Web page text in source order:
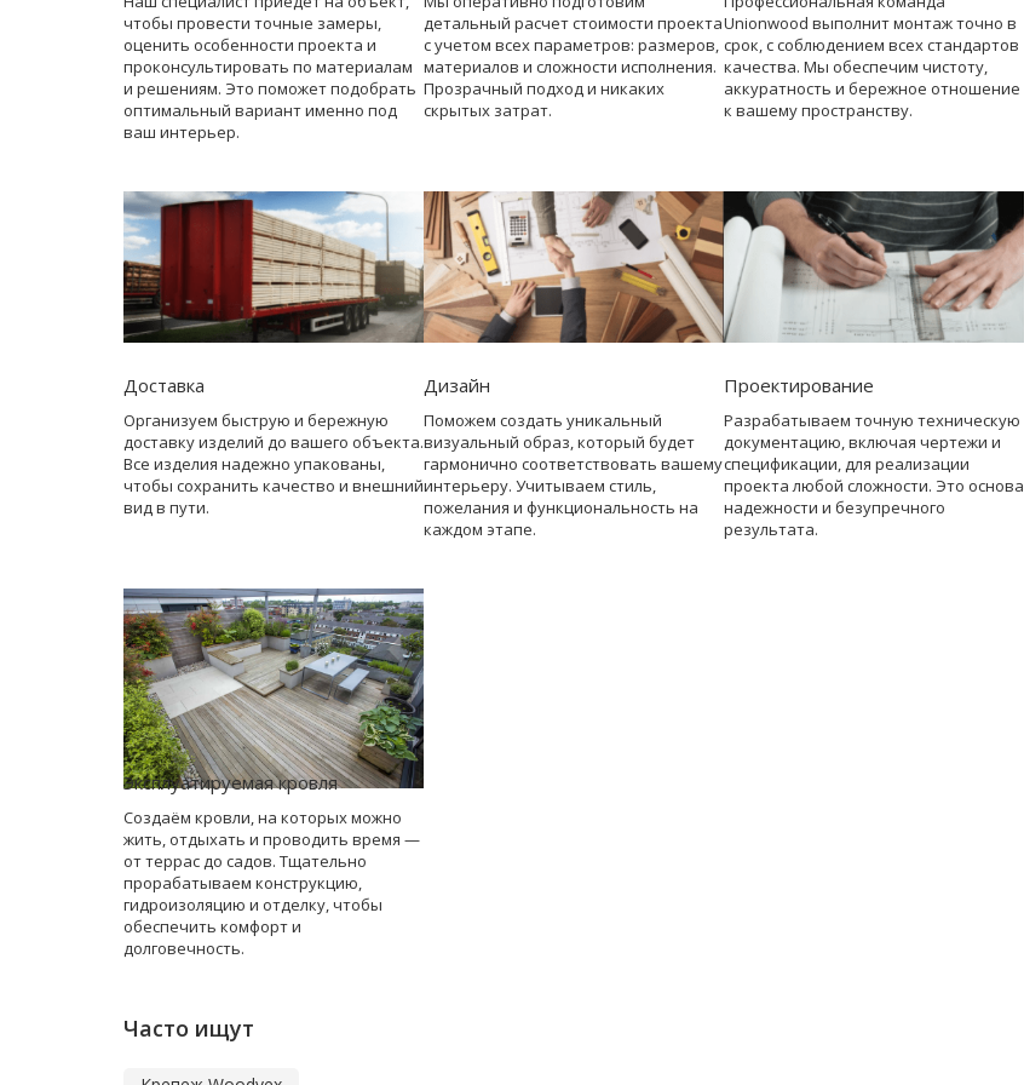
чтобы провести точные замеры,
оценить особенности проекта и
проконсультировать по материалам
и решениям. Это поможет подобрать
оптимальный вариант именно под
ваш интерьер.
детальный расчет стоимости проекта
с учетом всех параметров: размеров,
материалов и сложности исполнения.
Прозрачный подход и никаких
скрытых затрат.
Unionwood выполнит монтаж точно в
срок, с соблюдением всех стандартов
качества. Мы обеспечим чистоту,
аккуратность и бережное отношение
к вашему пространству.
Доставка
Организуем быструю и бережную
доставку изделий до вашего объекта.
Все изделия надежно упакованы,
чтобы сохранить качество и внешний
вид в пути.
Дизайн
Поможем создать уникальный
визуальный образ, который будет
гармонично соответствовать вашему
интерьеру. Учитываем стиль,
пожелания и функциональность на
каждом этапе.
Проектирование
Разрабатываем точную техническую
документацию, включая чертежи и
спецификации, для реализации
проекта любой сложности. Это основа
надежности и безупречного
результата.
Эксплуатируемая кровля
Создаём кровли, на которых можно
жить, отдыхать и проводить время —
от террас до садов. Тщательно
прорабатываем конструкцию,
гидроизоляцию и отделку, чтобы
обеспечить комфорт и
долговечность.
Часто ищут